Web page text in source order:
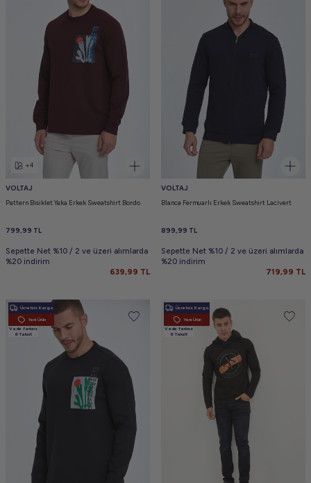
+4
VOLTAJ
Pattern Bisiklet Yaka Erkek Sweatshirt Bordo
799,99 TL
Sepette Net %10 / 2 ve üzeri alımlarda
%20 indirim
639,99 TL
VOLTAJ
Blanca Fermuarlı Erkek Sweatshirt Lacivert
899,99 TL
Sepette Net %10 / 2 ve üzeri alımlarda
%20 indirim
719,99 TL
Ücretsiz Kargo
Yeni Ürün
Vade farksız
6 Taksit
Ücretsiz Kargo
Yeni Ürün
Vade farksız
6 Taksit